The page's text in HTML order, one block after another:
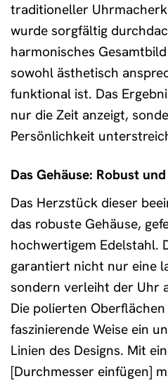
traditioneller
wurde sorgfältig
harmonisches
sowohl ästhetisch
funktional ist. Das
nur die Zeit anzeigt,
Persönlichkeit
Das Gehäuse: Robust
Das Herzstück dieser
das robuste Gehäuse,
hochwertigem Edelstahl.
garantiert nicht nur eine
sondern verleiht der Uhr
Die polierten
faszinierende Weise ein
Linien des Designs. Mit
[Durchmesser einfügen]